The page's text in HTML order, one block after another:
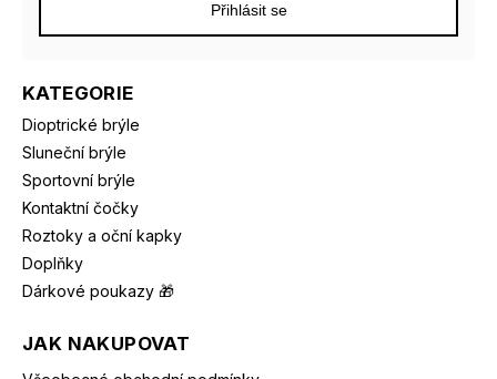
KATEGORIE
Dioptrické brýle
Sluneční brýle
Sportovní brýle
Kontaktní čočky
Roztoky a oční kapky
Doplňky
Dárkové poukazy 🎁
JAK NAKUPOVAT
Přihlásit se